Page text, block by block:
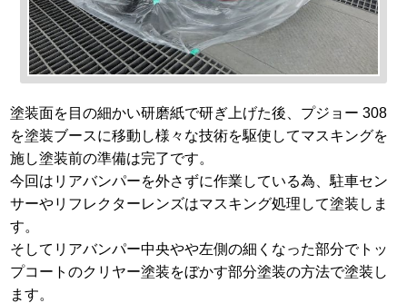
塗装面を目の細かい研磨紙で研ぎ上げた後、プジョー 308
を塗装ブースに移動し様々な技術を駆使してマスキングを
施し塗装前の準備は完了です。
今回はリアバンパーを外さずに作業している為、駐車セン
サーやリフレクターレンズはマスキング処理して塗装しま
す。
そしてリアバンパー中央やや左側の細くなった部分でトッ
プコートのクリヤー塗装をぼかす部分塗装の方法で塗装し
ます。